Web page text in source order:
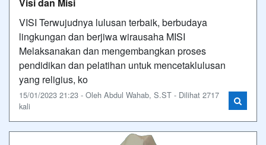
VISI Terwujudnya lulusan terbaik, berbudaya
lingkungan dan berjiwa wirausaha MISI
Melaksanakan dan mengembangkan proses
pendidikan dan pelatihan untuk mencetaklulusan
yang religius, ko
15/01/2023 21:23 - Oleh Abdul Wahab, S.ST - Dilihat 2717
kali